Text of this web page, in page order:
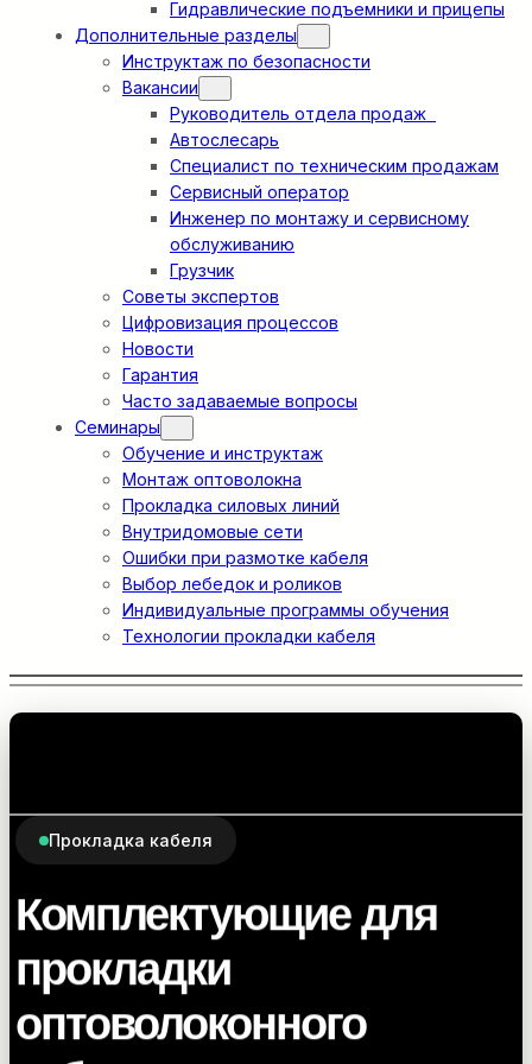
Гидравлические подъемники и прицепы
Дополнительные разделы
Инструктаж по безопасности
Вакансии
Руководитель отдела продаж
Автослесарь
Специалист по техническим продажам
Сервисный оператор
Инженер по монтажу и сервисному
обслуживанию
Грузчик
Советы экспертов
Цифровизация процессов
Новости
Гарантия
Часто задаваемые вопросы
Семинары
Обучение и инструктаж
Монтаж оптоволокна
Прокладка силовых линий
Внутридомовые сети
Ошибки при размотке кабеля
Выбор лебедок и роликов
Индивидуальные программы обучения
Технологии прокладки кабеля
Прокладка кабеля
Комплектующие для
прокладки
оптоволоконного